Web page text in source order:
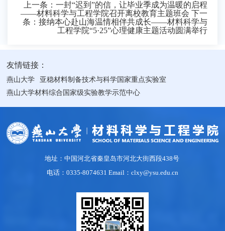
上一条： 一封“迟到”的信，让毕业季成为温暖的启程
——材料科学与工程学院召开离校教育主题班会 下一
条： 接纳本心赴山海温情相伴共成长——材料科学与
工程学院“5·25”心理健康主题活动圆满举行
友情链接：
燕山大学
亚稳材料制备技术与科学国家重点实验室
燕山大学材料综合国家级实验教学示范中心
地址：中国河北省秦皇岛市河北大街西段438号
电话：0335-8074631 Email：clxy@ysu.edu.cn